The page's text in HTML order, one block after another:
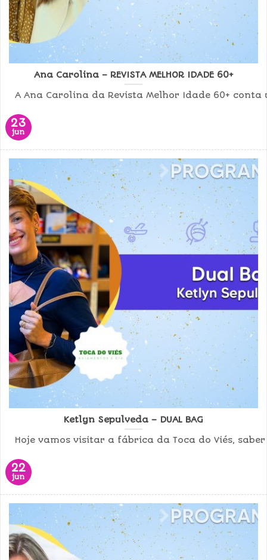
Ana Carolina – REVISTA MELHOR IDADE 60+
A Ana Carolina da Revista Melhor Idade 60+
23
jun
Ketlyn Sepulveda – DUAL BAG
Hoje vamos visitar a fábrica da Toca do Viés,
22
jun